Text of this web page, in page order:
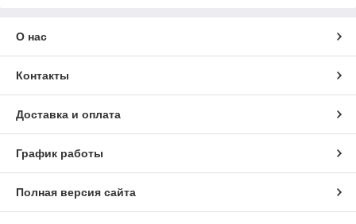
О нас
Контакты
Доставка и оплата
График работы
Полная версия сайта